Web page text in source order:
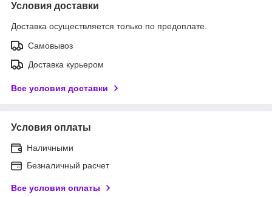
Условия доставки
Доставка осуществляется только по предоплате.
Самовывоз
Доставка курьером
Все условия доставки
Условия оплаты
Наличными
Безналичный расчет
Все условия оплаты